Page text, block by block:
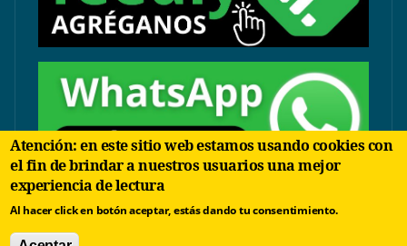
Sólo temas comerciales:
Atención: en este sitio web estamos usando cookies con
el fin de brindar a nuestros usuarios una mejor
experiencia de lectura
Al hacer click en botón aceptar, estás dando tu consentimiento.